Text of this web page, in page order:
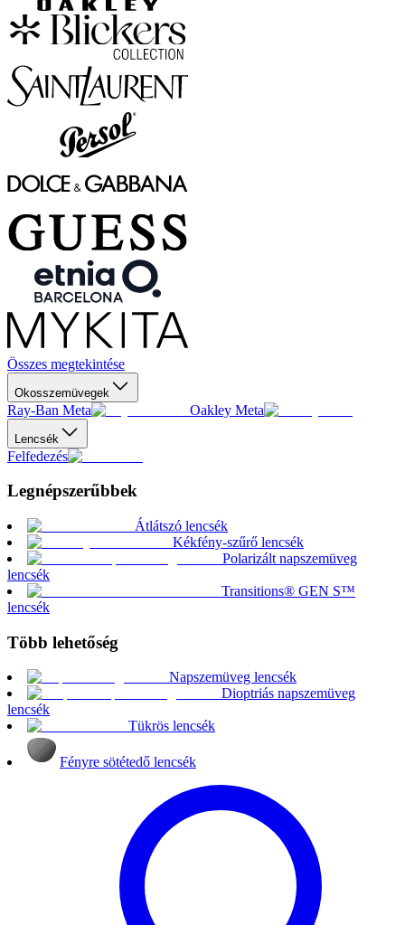
Összes megtekintése
Okosszemüvegek
Ray-Ban Meta Oakley Meta
Lencsék
Felfedezés
Legnépszerűbbek
Átlátszó lencsék
Kékfény-szűrő lencsék
Polarizált napszemüveg
lencsék
Transitions® GEN S™
lencsék
Több lehetőség
Napszemüveg lencsék
Dioptriás napszemüveg
lencsék
Tükrös lencsék
Fényre sötétedő lencsék